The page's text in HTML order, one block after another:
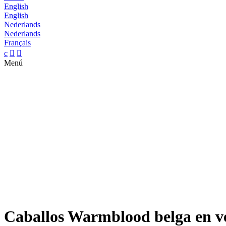
English
English
Nederlands
Nederlands
Français
c  
Menú
Caballos Warmblood belga en